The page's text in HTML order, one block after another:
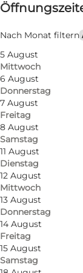
Nach Monat filtern
5 August
Mittwoch
6 August
Donnerstag
7 August
Freitag
8 August
Samstag
11 August
Dienstag
12 August
Mittwoch
13 August
Donnerstag
14 August
Freitag
15 August
Samstag
Website
Mir
beliebteste
zu sein, um
kaufen -
als auch
Preise
Tapas,